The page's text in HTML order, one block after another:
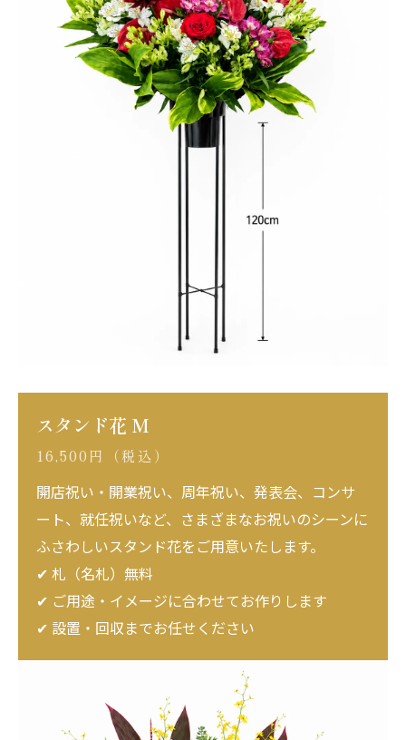
スタンド花 M
16,500円（税込）
開店祝い・開業祝い、周年祝い、発表会、コンサ
ート、就任祝いなど、さまざまなお祝いのシーンに
ふさわしいスタンド花をご用意いたします。
✔ 札（名札）無料
✔ ご用途・イメージに合わせてお作りします
✔ 設置・回収までお任せください